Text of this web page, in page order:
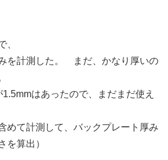
、
を計測した。 まだ、かなり厚いの
はあったので、まだまだ使え
めて計測して、バックプレート厚み
を算出）